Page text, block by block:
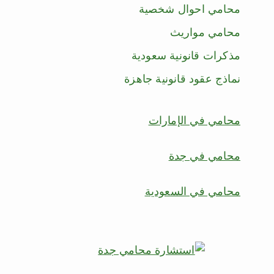
محامي احوال شخصية
محامي مواريث
مذكرات قانونية سعودية
نماذج عقود قانونية جاهزة
محامي في الإمارات
محامي في جدة
محامي في السعودية